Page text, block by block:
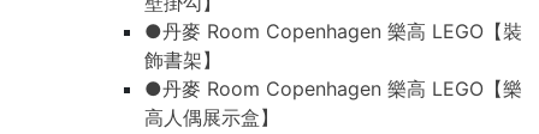
●丹麥 Room Copenhagen 樂高 LEGO【裝
飾書架】
●丹麥 Room Copenhagen 樂高 LEGO【樂
高人偶展示盒】